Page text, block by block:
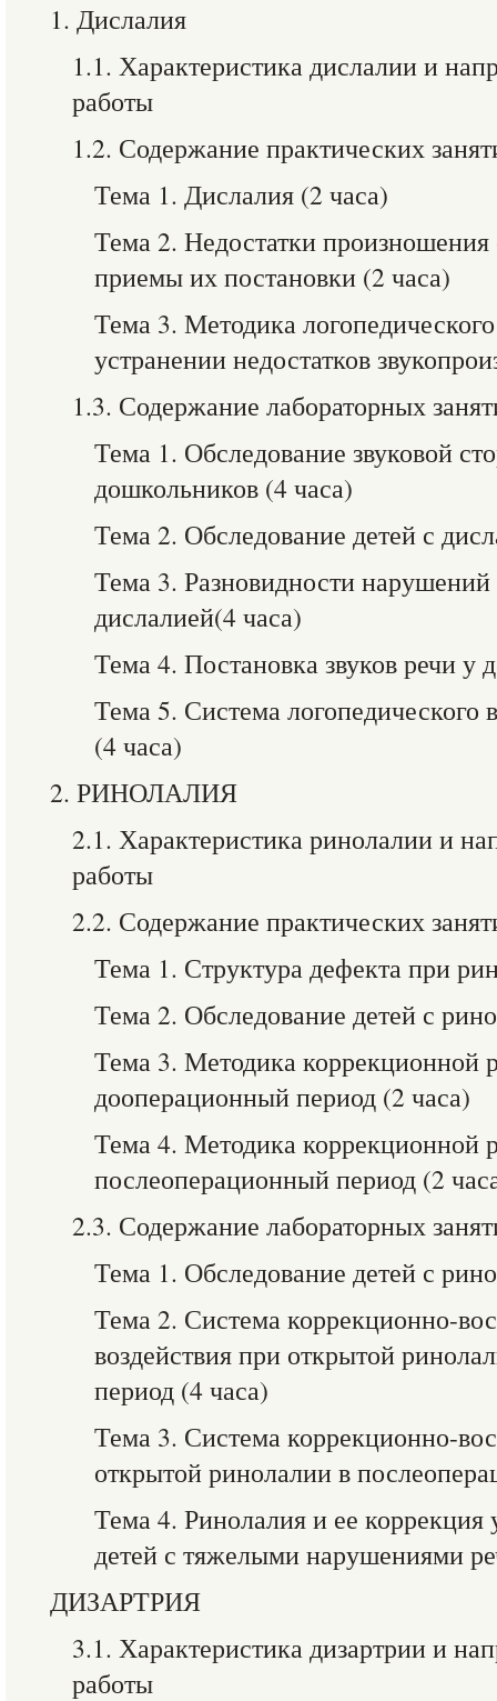
1. Дислалия
1.1. Характеристика дислалии и
работы
1.2. Содержание практических
Тема 1. Дислалия (2 часа)
Тема 2. Недостатки произношения
приемы их постановки (2 часа)
Тема 3. Методика
устранении недостатков
1.3. Содержание лабораторных
Тема 1. Обследование звуковой
дошкольников (4 часа)
Тема 2. Обследование детей с
Тема 3. Разновидности
дислалией(4 часа)
Тема 4. Постановка звуков речи у
Тема 5. Система логопедического
(4 часа)
2. РИНОЛАЛИЯ
2.1. Характеристика ринолалии и
работы
2.2. Содержание практических
Тема 1. Структура дефекта при
Тема 2. Обследование детей с
Тема 3. Методика коррекционной
дооперационный период (2 часа)
Тема 4. Методика коррекционной
послеоперационный период (2
2.3. Содержание лабораторных
Тема 1. Обследование детей с
Тема 2. Система коррекционно-
воздействия при открытой
период (4 часа)
Тема 3. Система коррекционно-
открытой ринолалии в
Тема 4. Ринолалия и ее
детей с тяжелыми нарушениями
ДИЗАРТРИЯ
3.1. Характеристика дизартрии и
работы